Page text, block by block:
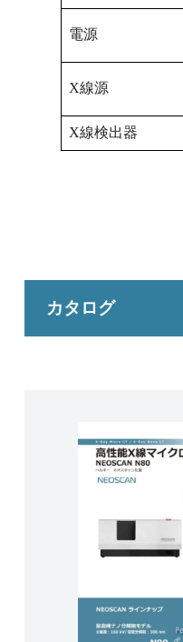
電源
X線源
X線検出器
カタログ